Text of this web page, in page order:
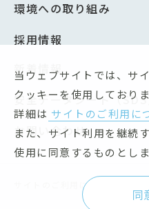
環境への取り組み
採用情報
新着情報
安全データシート（
お問い合わせ
サイトのご利用について
当ウェブサイトでは、サ
クッキーを使用しておりま
詳細は サイトのご利用に
また、サイト利用を継続
使用に同意するものとしま
同